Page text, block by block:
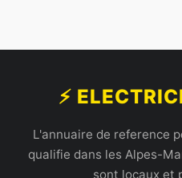
⚡
L'annuaire de reference
qualifie dans les Alpes-
sont locaux et